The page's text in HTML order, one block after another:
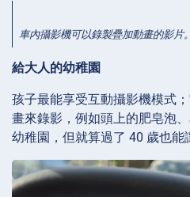
車內攝影機可以錄製疊加動畫的影片。
給大人的幼稚園
孩子最能享受互動攝影機模式
畫來錄影，例如頭上的肥皂泡
幼稚園，但就算過了 40 歲也能